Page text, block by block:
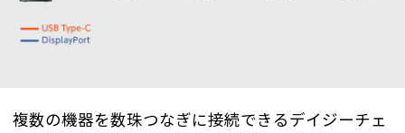
複数の機器を数珠つなぎに接続できるデイジーチェ